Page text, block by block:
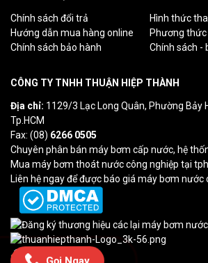
Chính sách đổi trả
Hình thức
Hướng dẫn mua hàng online
Phương
Chính sách bảo hành
Chính sách -
CÔNG TY TNHH THUẬN HIỆP THÀNH
Địa chỉ: 1129/3 Lạc Long Quân, Phường Bảy
Tp.HCM
Fax: (08) 6266 0505
Chuyên phân bán máy bơm cấp nước, hệ
Mua máy bơm thoát nước công nghiệp tại
Liên hệ ngay để được báo giá máy bơm nước